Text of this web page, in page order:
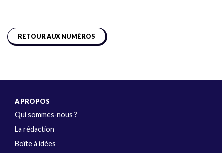
RETOUR AUX NUMÉROS
A PROPOS
Qui sommes-nous ?
La rédaction
Boîte à idées